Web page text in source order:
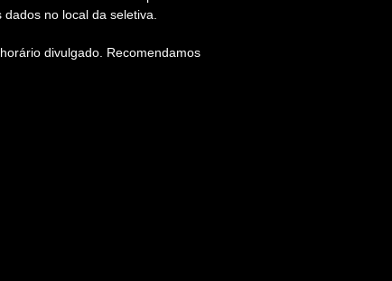
no local da seletiva.
divulgado. Recomendamos